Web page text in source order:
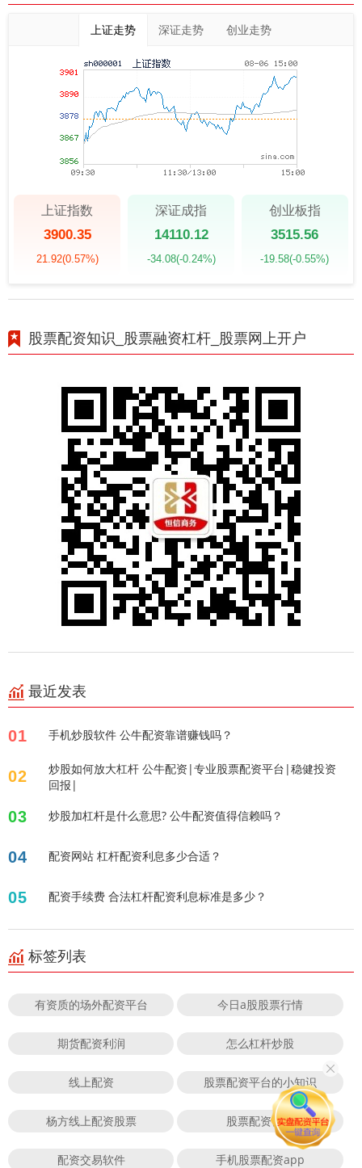
上证走势 深证走势 创业走势
上证指数
3900.35
21.92(0.57%)
深证成指
14110.12
-34.08(-0.24%)
创业板指
3515.56
-19.58(-0.55%)
股票配资知识_股票融资杠杆_股票网上开户
最近发表
01 手机炒股软件 公牛配资靠谱赚钱吗？
02
炒股如何放大杠杆 公牛配资|专业股票配资平台|稳健投资
回报|
03 炒股加杠杆是什么意思? 公牛配资值得信赖吗？
04 配资网站 杠杆配资利息多少合适？
05 配资手续费 合法杠杆配资利息标准是多少？
标签列表
有资质的场外配资平台 今日a股股票行情
期货配资利润 怎么杠杆炒股
线上配资 股票配资平台的小知识
杨方线上配资股票 股票配资公司
配资交易软件 手机股票配资app